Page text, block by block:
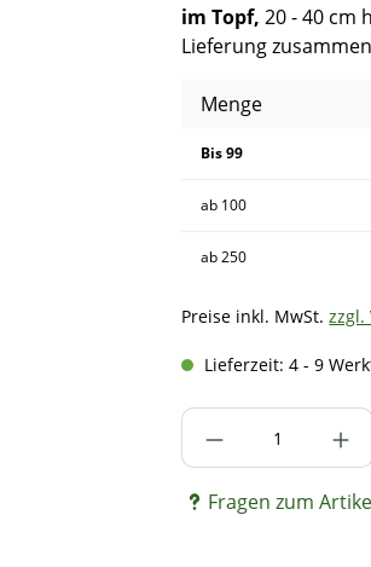
im Topf, 20 - 40 cm
Lieferung
Menge
Bis99
ab 100
ab250
Preise inkl. MwSt.zzgl.
Lieferzeit: 4 - 9
Produkt
Fragen zum